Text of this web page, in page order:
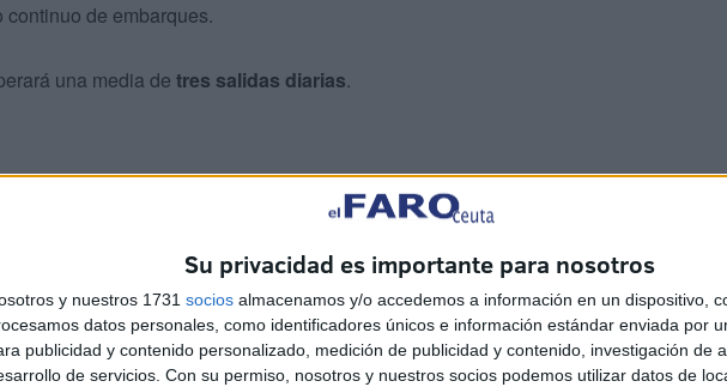
Su privacidad es importante para nosotros
y nuestros 1731 socios almacenamos y/o accedemos a información en un dispositivo,
datos personales, como identificadores únicos e información estándar enviada por
publicidad y contenido personalizado, medición de publicidad y contenido, investigación de
de servicios. Con su permiso, nosotros y nuestros socios podemos utilizar datos de
de embarques.
una media detres salidas diarias.
hasta once conexiones diarias con Ceuta mediante dos buques,
contará con entre uno y dos servicios al día, adaptándose a la